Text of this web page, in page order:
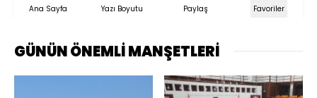
Ana Sayfa Yazı Boyutu Paylaş Favoriler
GÜNÜN ÖNEMLİ MANŞETLERİ